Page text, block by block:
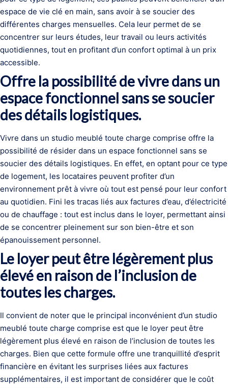
espace de vie clé en main, sans avoir à se soucier des
différentes charges mensuelles. Cela leur permet de se
concentrer sur leurs études, leur travail ou leurs activités
quotidiennes, tout en profitant d’un confort optimal à un prix
accessible.
Offre la possibilité de vivre dans un
espace fonctionnel sans se soucier
des détails logistiques.
Vivre dans un studio meublé toute charge comprise offre la
possibilité de résider dans un espace fonctionnel sans se
soucier des détails logistiques. En effet, en optant pour ce type
de logement, les locataires peuvent profiter d’un
environnement prêt à vivre où tout est pensé pour leur confort
au quotidien. Fini les tracas liés aux factures d’eau, d’électricité
ou de chauffage : tout est inclus dans le loyer, permettant ainsi
de se concentrer pleinement sur son bien-être et son
épanouissement personnel.
Le loyer peut être légèrement plus
élevé en raison de l’inclusion de
toutes les charges.
Il convient de noter que le principal inconvénient d’un studio
meublé toute charge comprise est que le loyer peut être
légèrement plus élevé en raison de l’inclusion de toutes les
charges. Bien que cette formule offre une tranquillité d’esprit
financière en évitant les surprises liées aux factures
supplémentaires, il est important de considérer que le coût